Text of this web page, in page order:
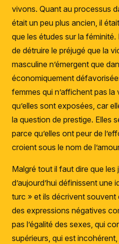
vivons. Quant au processus
était un peu plus ancien, il
que les études sur la féminité.
de détruire le préjugé que la
masculine n’émergent que
économiquement
femmes qui n’affichent pas la
qu’elles sont exposées, car
la question de prestige. Elles
parce qu’elles ont peur de
croient sous le nom de
Malgré tout il faut dire que les
d’aujourd’hui définissent une
turc » et ils décrivent souvent
des expressions négatives
pas l’égalité des sexes, qui
supérieurs, qui est